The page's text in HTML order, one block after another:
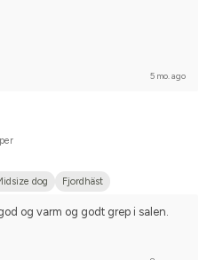
5 mo. ago
dog
Fjordhäst
og varm og godt grep i salen.